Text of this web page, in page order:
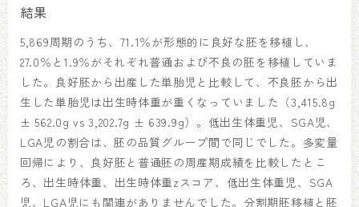
結果
5,869周期のうち、71.1％が形態的に良好な胚を移植し、
27.0％と1.9％がそれぞれ普通および不良の胚を移植していま
した。良好胚から出産した単胎児と比較して、不良胚から出
生した単胎児は出生時体重が重くなっていました（3,415.8g
± 562.0g vs 3,202.7g ± 639.9g）。低出生体重児、SGA児、
LGA児の割合は、胚の品質グループ間で同じでした。多変量
回帰により、良好胚と普通胚の周産期成績を比較したとこ
ろ、出生時体重、出生時体重zスコア、低出生体重児、SGA
児、LGA児にも関連がありませんでした。分割期胚移植と胚